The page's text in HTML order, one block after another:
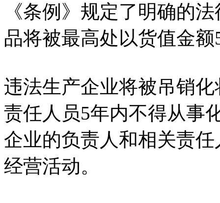
《条例》规定了明确的
品将被最高处以货值金
违法生产企业将被吊销
责任人员5年内不得从事
企业的负责人和相关责
经营活动。